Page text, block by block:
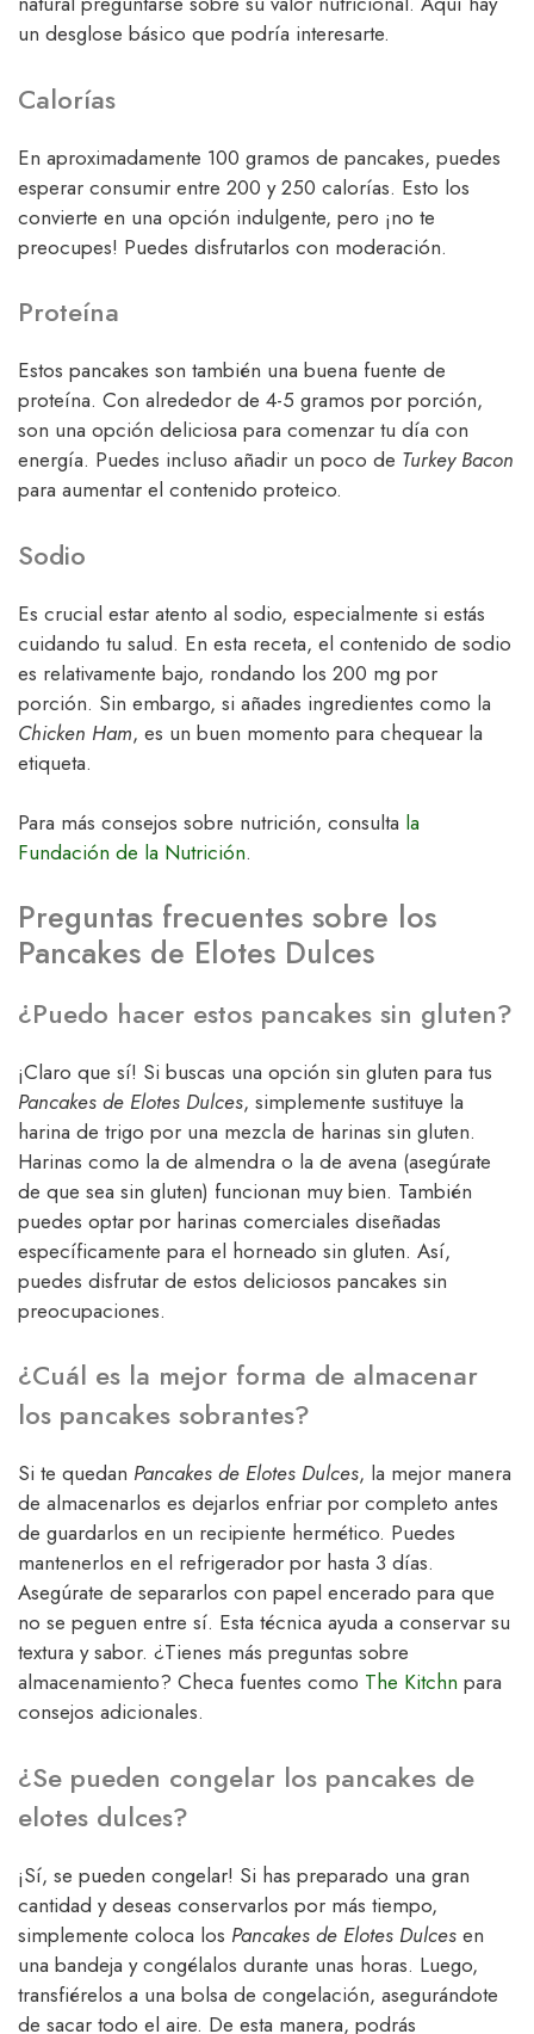
un desglose básico que podría interesarte.
Calorías
En aproximadamente 100 gramos de pancakes, puedes
esperar consumir entre 200 y 250 calorías. Esto los
convierte en una opción indulgente, pero ¡no te
preocupes! Puedes disfrutarlos con moderación.
Proteína
Estos pancakes son también una buena fuente de
proteína. Con alrededor de 4-5 gramos por porción,
son una opción deliciosa para comenzar tu día con
energía. Puedes incluso añadir un poco de Turkey Bacon
para aumentar el contenido proteico.
Sodio
Es crucial estar atento al sodio, especialmente si estás
cuidando tu salud. En esta receta, el contenido de sodio
es relativamente bajo, rondando los 200 mg por
porción. Sin embargo, si añades ingredientes como la
Chicken Ham, es un buen momento para chequear la
etiqueta.
Para más consejos sobre nutrición, consulta la
Fundación de la Nutrición.
Preguntas frecuentes sobre los
Pancakes de Elotes Dulces
¿Puedo hacer estos pancakes sin gluten?
¡Claro que sí! Si buscas una opción sin gluten para tus
Pancakes de Elotes Dulces, simplemente sustituye la
harina de trigo por una mezcla de harinas sin gluten.
Harinas como la de almendra o la de avena (asegúrate
de que sea sin gluten) funcionan muy bien. También
puedes optar por harinas comerciales diseñadas
específicamente para el horneado sin gluten. Así,
puedes disfrutar de estos deliciosos pancakes sin
preocupaciones.
¿Cuál es la mejor forma de almacenar
los pancakes sobrantes?
Si te quedan Pancakes de Elotes Dulces, la mejor manera
de almacenarlos es dejarlos enfriar por completo antes
de guardarlos en un recipiente hermético. Puedes
mantenerlos en el refrigerador por hasta 3 días.
Asegúrate de separarlos con papel encerado para que
no se peguen entre sí. Esta técnica ayuda a conservar su
textura y sabor. ¿Tienes más preguntas sobre
almacenamiento? Checa fuentes como The Kitchn para
consejos adicionales.
¿Se pueden congelar los pancakes de
elotes dulces?
¡Sí, se pueden congelar! Si has preparado una gran
cantidad y deseas conservarlos por más tiempo,
simplemente coloca los Pancakes de Elotes Dulces en
una bandeja y congélalos durante unas horas. Luego,
transfiérelos a una bolsa de congelación, asegurándote
de sacar todo el aire. De esta manera, podrás